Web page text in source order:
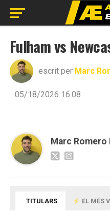
Fulham vs
escrit per Marc
05/18/2026 16:08
Marc Romero
TITULARS EL MÉS